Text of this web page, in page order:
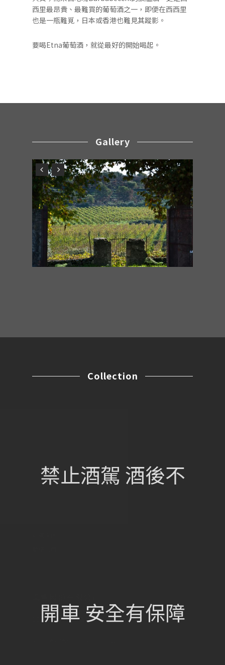
西里最昂貴、最難買的葡萄酒之一，即便在西西里
也是一瓶難覓，日本或香港也難見其蹤影。
要喝Etna葡萄酒，就從最好的開始喝起。
Gallery
Collection
關於我們
105 台北市松山區民族東路675號
禁止酒駕 酒後不
開車 安全有保障